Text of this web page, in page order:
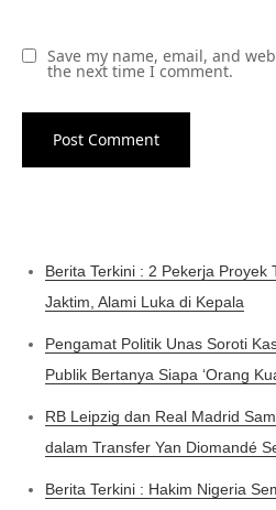
Save my name, email, and
the next time I comment.
Berita Terkini : 2 Pekerja Proyek
Jaktim, Alami Luka di Kepala
Pengamat Politik Unas Soroti
Publik Bertanya Siapa ‘Orang
RB Leipzig dan Real Madrid
dalam Transfer Yan Diomandé
Berita Terkini : Hakim Nigeria